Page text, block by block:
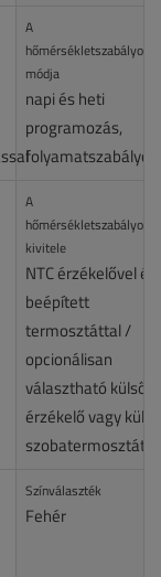
A
hőmérsékletszabályozás
módja
napi és heti
programozás,
A
hőmérsékletszabályozás
kivitele
NTC érzékelővel és
beépített
termosztáttal /
opcionálisan
választható külső
érzékelő vagy külső
szobatermosztát
Színválaszték
Fehér